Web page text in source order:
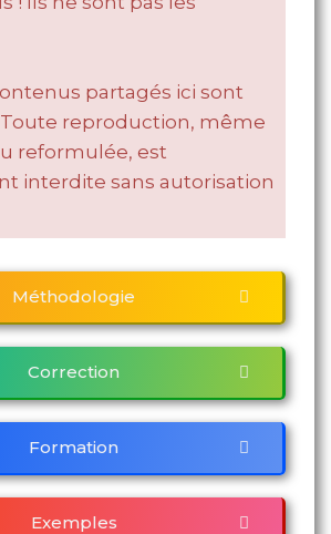
partagés ici sont
reproduction, même
reformulée, est
interdite sans autorisation
Méthodologie
Correction
Formation
Exemples